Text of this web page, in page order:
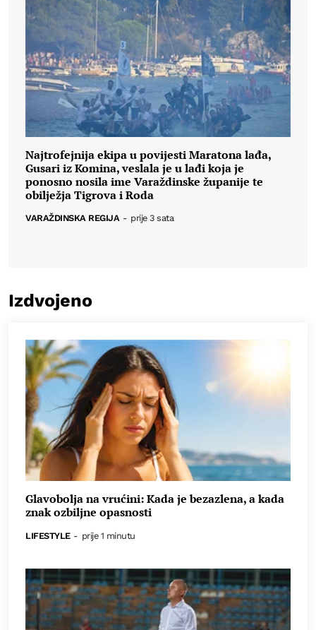
Najtrofejnija ekipa u povijesti Maratona lađa,
Gusari iz Komina, veslala je u lađi koja je
ponosno nosila ime Varaždinske županije te
obilježja Tigrova i Roda
VARAŽDINSKA REGIJA - prije 3 sata
Izdvojeno
Glavobolja na vrućini: Kada je bezazlena, a kada
znak ozbiljne opasnosti
LIFESTYLE - prije 1 minutu